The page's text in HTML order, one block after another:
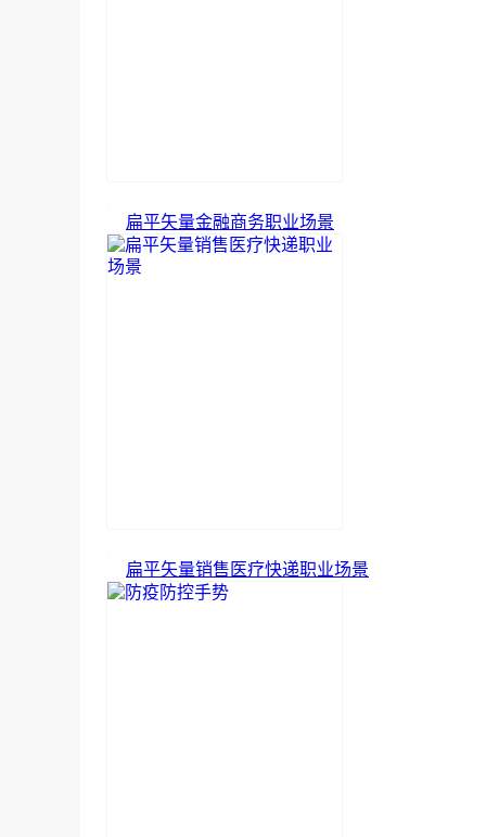
扁平矢量金融商务职业场景
扁平矢量销售医疗快递职业场景